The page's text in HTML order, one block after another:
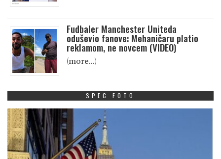
Fudbaler Manchester Uniteda
oduševio fanove: Mehaničaru platio
reklamom, ne novcem (VIDEO)
(more…)
SPEC FOTO